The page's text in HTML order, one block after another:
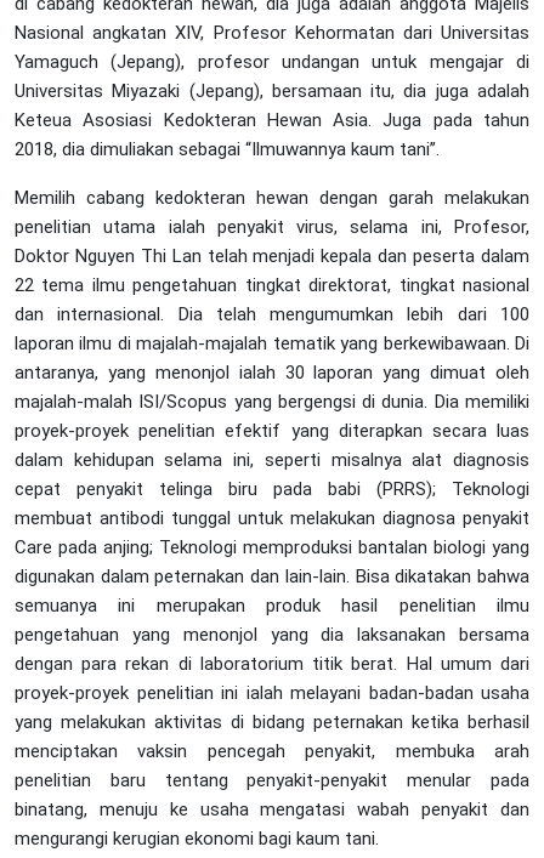
Nasional angkatan XIV, Profesor Kehormatan dari Universitas
Yamaguch (Jepang), profesor undangan untuk mengajar di
Universitas Miyazaki (Jepang), bersamaan itu, dia juga adalah
Keteua Asosiasi Kedokteran Hewan Asia. Juga pada tahun
2018, dia dimuliakan sebagai “Ilmuwannya kaum tani”.
Memilih cabang kedokteran hewan dengan garah melakukan
penelitian utama ialah penyakit virus, selama ini, Profesor,
Doktor Nguyen Thi Lan telah menjadi kepala dan peserta dalam
22 tema ilmu pengetahuan tingkat direktorat, tingkat nasional
dan internasional. Dia telah mengumumkan lebih dari 100
laporan ilmu di majalah-majalah tematik yang berkewibawaan. Di
antaranya, yang menonjol ialah 30 laporan yang dimuat oleh
majalah-malah ISI/Scopus yang bergengsi di dunia. Dia memiliki
proyek-proyek penelitian efektif yang diterapkan secara luas
dalam kehidupan selama ini, seperti misalnya alat diagnosis
cepat penyakit telinga biru pada babi (PRRS); Teknologi
membuat antibodi tunggal untuk melakukan diagnosa penyakit
Care pada anjing; Teknologi memproduksi bantalan biologi yang
digunakan dalam peternakan dan lain-lain. Bisa dikatakan bahwa
semuanya ini merupakan produk hasil penelitian ilmu
pengetahuan yang menonjol yang dia laksanakan bersama
dengan para rekan di laboratorium titik berat. Hal umum dari
proyek-proyek penelitian ini ialah melayani badan-badan usaha
yang melakukan aktivitas di bidang peternakan ketika berhasil
menciptakan vaksin pencegah penyakit, membuka arah
penelitian baru tentang penyakit-penyakit menular pada
binatang, menuju ke usaha mengatasi wabah penyakit dan
mengurangi kerugian ekonomi bagi kaum tani.